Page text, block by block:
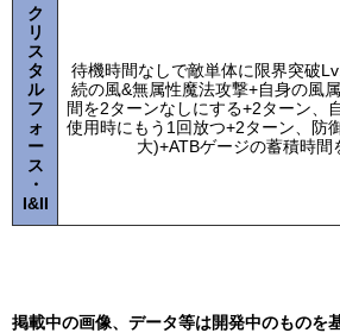
ク
リ
ス
タ
ル
フ
ォ
ー
ス
・
I&II
待機時間なしで敵単体に限界突破
続の風&無属性魔法攻撃+自身の風
間を2ターンなしにする+2ターン、
使用時にもう1回放つ+2ターン、防
大)+ATBゲージの蓄積時間
掲載中の画像、データ等は開発中のものを